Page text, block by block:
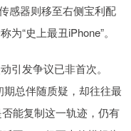
感器则移至右侧宝利配
“史上最丑iPhone”。
引发争议已非首次。
期总伴随质疑，却往往最
能复制这一轨迹，仍有